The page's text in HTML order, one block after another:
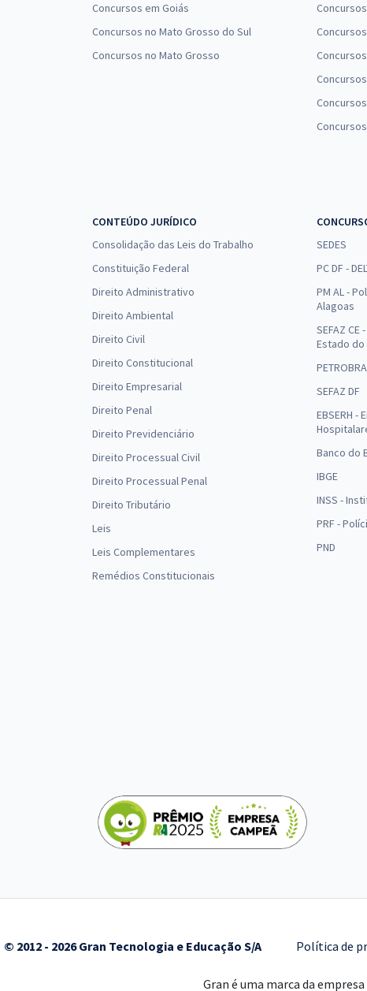
Concursos em Goiás
Concursos no Mato Grosso do Sul
Concursos no Mato Grosso
CONTEÚDO JURÍDICO
Consolidação das Leis do Trabalho
Constituição Federal
Direito Administrativo
Direito Ambiental
Direito Civil
Direito Constitucional
Direito Empresarial
Direito Penal
Direito Previdenciário
Direito Processual Civil
Direito Processual Penal
Direito Tributário
Leis
Leis Complementares
Remédios Constitucionais
SEDES
PC DF -
PM AL -
Alagoas
SEFAZ
Estado do
SEFAZ DF
EBSERH
Banco do
IBGE
INSS -
PRF -
PND
© 2012 - 2026 Gran Tecnologia e Educação S/A Política de
Gran é uma marca da empresa